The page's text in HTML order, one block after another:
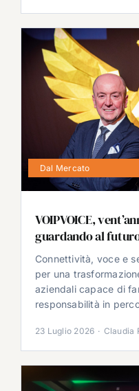
Dal Mercato
VOIPVOICE,
guardando al
Connettività, voce e
per una
aziendali capace di
responsabilità in
23 Luglio 2026 · Claudia